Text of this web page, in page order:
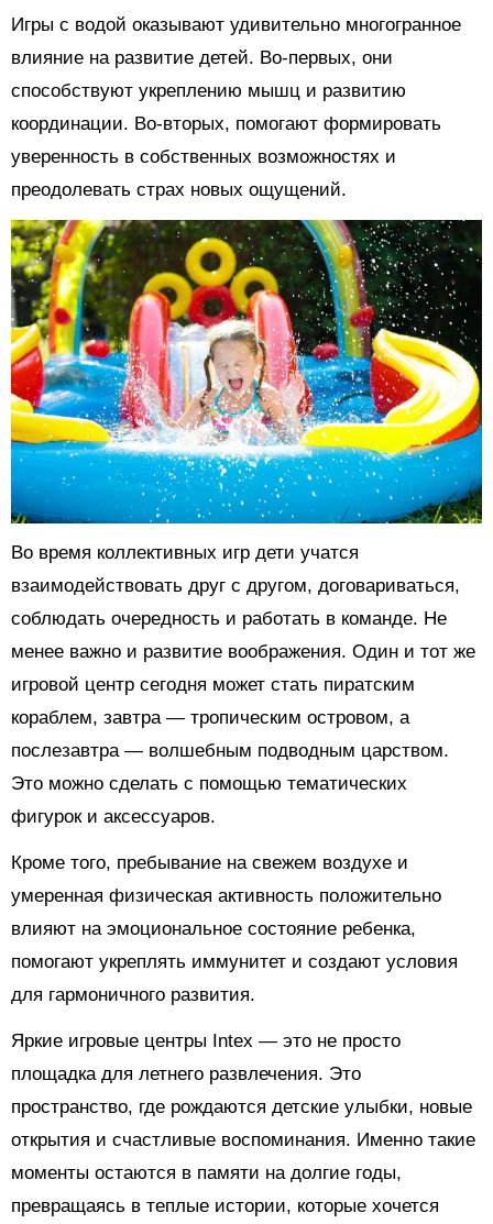
Игры с водой оказывают удивительно многогранное
влияние на развитие детей. Во-первых, они
способствуют укреплению мышц и развитию
координации. Во-вторых, помогают формировать
уверенность в собственных возможностях и
преодолевать страх новых ощущений.
Во время коллективных игр дети учатся
взаимодействовать друг с другом, договариваться,
соблюдать очередность и работать в команде. Не
менее важно и развитие воображения. Один и тот же
игровой центр сегодня может стать пиратским
кораблем, завтра — тропическим островом, а
послезавтра — волшебным подводным царством.
Это можно сделать с помощью тематических
фигурок и аксессуаров.
Кроме того, пребывание на свежем воздухе и
умеренная физическая активность положительно
влияют на эмоциональное состояние ребенка,
помогают укреплять иммунитет и создают условия
для гармоничного развития.
Яркие игровые центры Intex — это не просто
площадка для летнего развлечения. Это
пространство, где рождаются детские улыбки, новые
открытия и счастливые воспоминания. Именно такие
моменты остаются в памяти на долгие годы,
превращаясь в теплые истории, которые хочется